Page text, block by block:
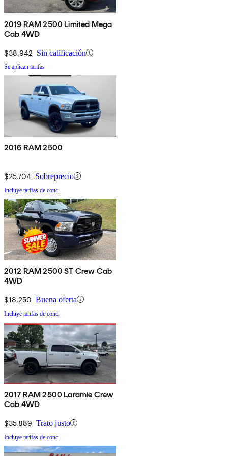
2019 RAM 2500 Limited Mega
Cab 4WD
$38,942 Sin calificación
Se aplican tarifas
2016 RAM 2500
$25,704 Sobreprecio
Incluye tarifas de conc.
2012 RAM 2500 ST Crew Cab
4WD
$18,250 Buena oferta
Incluye tarifas de conc.
2017 RAM 2500 Laramie Crew
Cab 4WD
$35,889 Trato justo
Incluye tarifas de conc.